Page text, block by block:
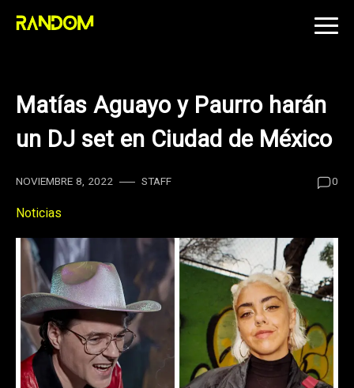
Skip
Matías Aguayo y Paurro harán
un DJ set en Ciudad de México
NOVIEMBRE 8, 2022 STAFF 0
Noticias